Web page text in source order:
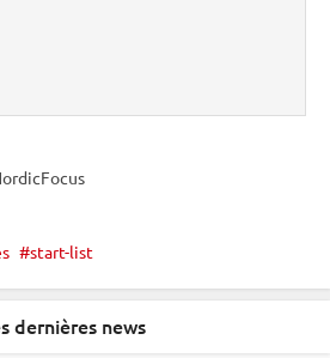
start-list
dernières news